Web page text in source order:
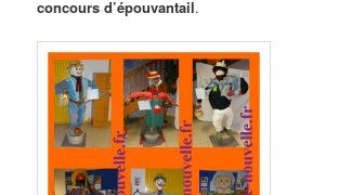
concours d’épouvantail.